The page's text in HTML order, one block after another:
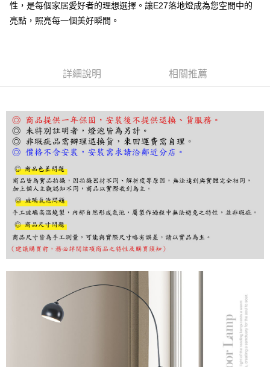
相關說明
【關於「AFTEE先享後付」】
３．安心：先確認商品／服務後，再付款。
結帳頁面，進行簡訊認證並確認金額後，即可完成結帳。
２．訂單成立數日內，您將收到繳費通知簡訊。
３．收到繳費通知簡訊後14天內，點擊此簡訊中的連結，可透過四大超商／
ATM／網路銀行／等多元方式進行付款，方視為交易完成。
購買商品的店家。未經商家同意取消之訂單仍視為有效，需透過AFTEE先享
後付繳納相關費用。
※ 交易是否成功請以「AFTEE先享後付 」之結帳頁面顯示為準，若有關於
是否繳費成功／繳費後需取消欲退款等相關疑問，請聯繫「AFTEE先享後付
客戶支援中心」 https://netprotections.freshdesk.com/support/home
【注意事項】
１．透過由恩沛科技股份有限公司提供之「AFTEE先享後付」服務完成之交
易，需依本服務之必要範圍內提供個人資料，並將交易相關給付款項請求債
權轉讓予恩沛科技股份有限公司。
https://aftee.tw/terms/#terms3
３．未成年的使用者請事先徵得法定代理人或監護人之同意方可使用
「AFTEE先享後付」，若未經同意申辦者引起之損失，本公司不負相關責
４．使用「AFTEE先享後付」時，將依據個別帳號之用戶狀況，依本公司即
時審查核予不同之上限額度；若仍有額度不足之情形，本公司將視審查結果
性，是每個家居愛好者的理想選擇。讓E27落地燈成為您空間中的
亮點，照亮每一個美好瞬間。
詳細說明 相關推薦